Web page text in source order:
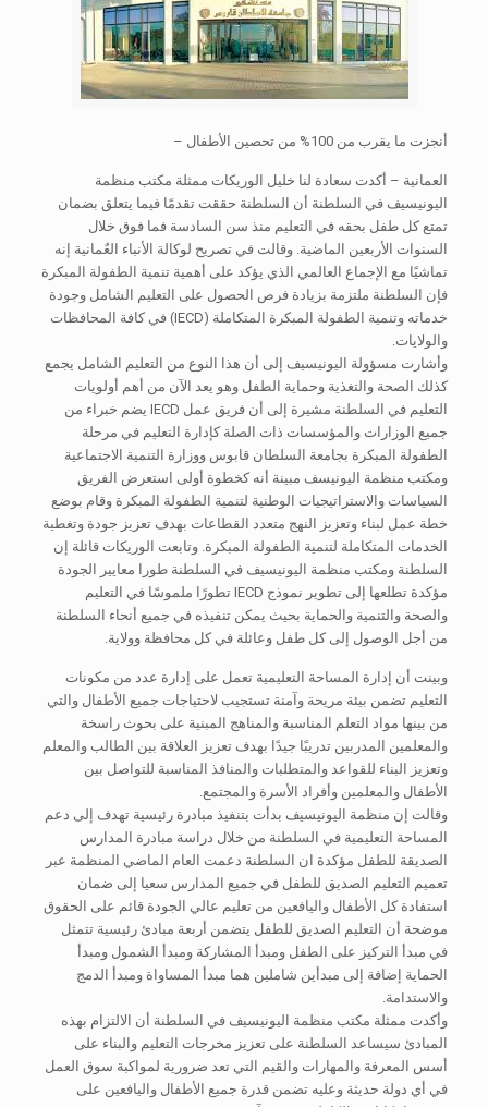
أنجزت ما يقرب من 100% من تحصين الأطفال –
العمانية – أكدت سعادة لنا خليل الوريكات ممثلة مكتب منظمة
اليونيسيف في السلطنة أن السلطنة حققت تقدمًا فيما يتعلق بضمان
تمتع كل طفل بحقه في التعليم منذ سن السادسة فما فوق خلال
السنوات الأربعين الماضية. وقالت في تصريح لوكالة الأنباء العٌمانية إنه
تماشيًا مع الإجماع العالمي الذي يؤكد على أهمية تنمية الطفولة المبكرة
فإن السلطنة ملتزمة بزيادة فرص الحصول على التعليم الشامل وجودة
خدماته وتنمية الطفولة المبكرة المتكاملة (IECD) في كافة المحافظات
والولايات.
وأشارت مسؤولة اليونيسيف إلى أن هذا النوع من التعليم الشامل يجمع
كذلك الصحة والتغذية وحماية الطفل وهو يعد الآن من أهم أولويات
التعليم في السلطنة مشيرة إلى أن فريق عمل IECD يضم خبراء من
جميع الوزارات والمؤسسات ذات الصلة كإدارة التعليم في مرحلة
الطفولة المبكرة بجامعة السلطان قابوس ووزارة التنمية الاجتماعية
ومكتب منظمة اليونيسف مبينة أنه كخطوة أولى استعرض الفريق
السياسات والاستراتيجيات الوطنية لتنمية الطفولة المبكرة وقام بوضع
خطة عمل لبناء وتعزيز النهج متعدد القطاعات بهدف تعزيز جودة وتغطية
الخدمات المتكاملة لتنمية الطفولة المبكرة. وتابعت الوريكات قائلة إن
السلطنة ومكتب منظمة اليونيسيف في السلطنة طورا معايير الجودة
مؤكدة تطلعها إلى تطوير نموذج IECD تطورًا ملموسًا في التعليم
والصحة والتنمية والحماية بحيث يمكن تنفيذه في جميع أنحاء السلطنة
من أجل الوصول إلى كل طفل وعائلة في كل محافظة وولاية.
وبينت أن إدارة المساحة التعليمية تعمل على إدارة عدد من مكونات
التعليم تضمن بيئة مريحة وآمنة تستجيب لاحتياجات جميع الأطفال والتي
من بينها مواد التعلم المناسبة والمناهج المبنية على بحوث راسخة
والمعلمين المدربين تدريبًا جيدًا بهدف تعزيز العلاقة بين الطالب والمعلم
وتعزيز البناء للقواعد والمتطلبات والمنافذ المناسبة للتواصل بين
الأطفال والمعلمين وأفراد الأسرة والمجتمع.
وقالت إن منظمة اليونيسيف بدأت بتنفيذ مبادرة رئيسية تهدف إلى دعم
المساحة التعليمية في السلطنة من خلال دراسة مبادرة المدارس
الصديقة للطفل مؤكدة ان السلطنة دعمت العام الماضي المنظمة عبر
تعميم التعليم الصديق للطفل في جميع المدارس سعيا إلى ضمان
استفادة كل الأطفال واليافعين من تعليم عالي الجودة قائم على الحقوق
موضحة أن التعليم الصديق للطفل يتضمن أربعة مبادئ رئيسية تتمثل
في مبدأ التركيز على الطفل ومبدأ المشاركة ومبدأ الشمول ومبدأ
الحماية إضافة إلى مبدأين شاملين هما مبدأ المساواة ومبدأ الدمج
والاستدامة.
وأكدت ممثلة مكتب منظمة اليونيسيف في السلطنة أن الالتزام بهذه
المبادئ سيساعد السلطنة على تعزيز مخرجات التعليم والبناء على
أسس المعرفة والمهارات والقيم التي تعد ضرورية لمواكبة سوق العمل
في أي دولة حديثة وعليه تضمن قدرة جميع الأطفال واليافعين على